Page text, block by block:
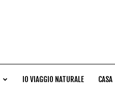
IO VIAGGIO NATURALE CASA